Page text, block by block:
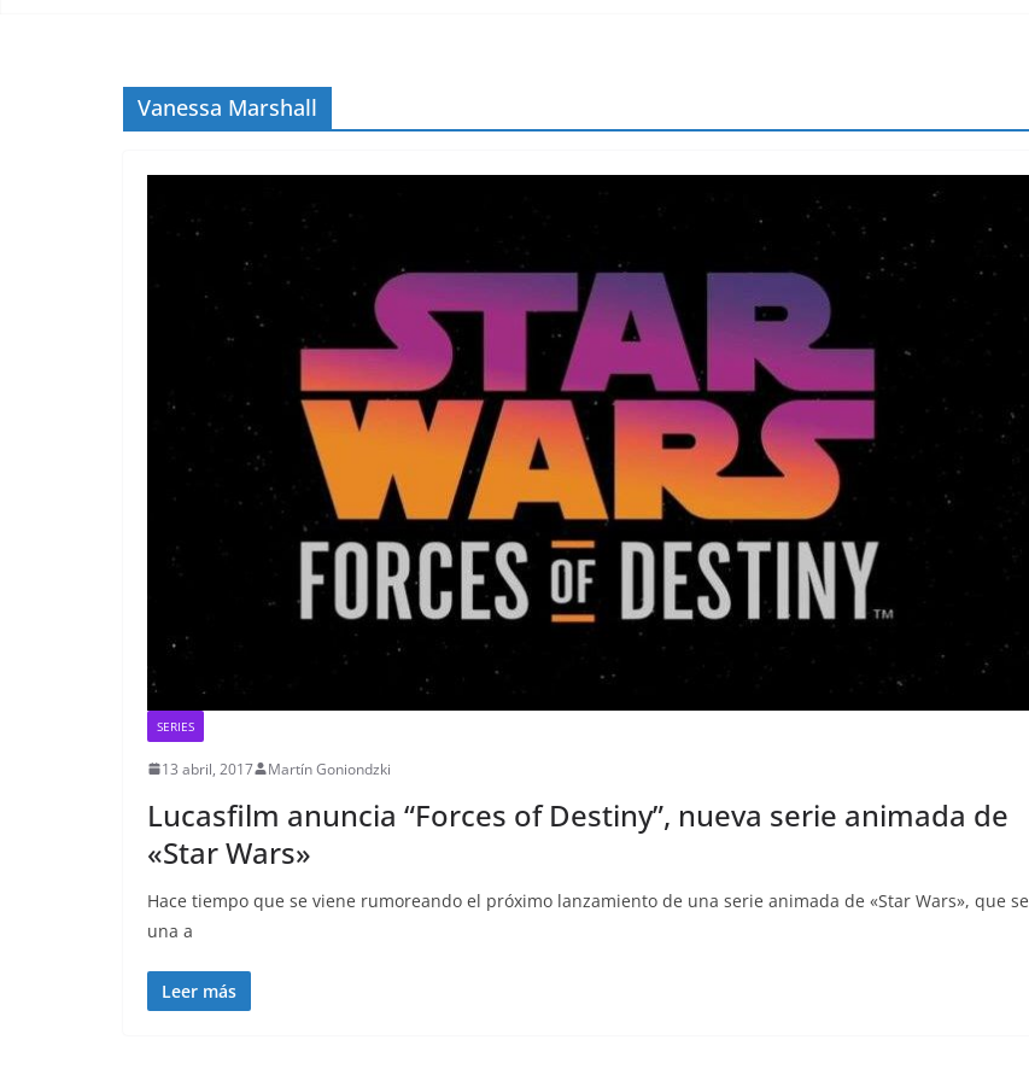
Vanessa Marshall
SERIES
13 abril, 2017 Martín Goniondzki
Lucasfilm anuncia “Forces of Destiny”, nueva serie animada de
«Star Wars»
Hace tiempo que se viene rumoreando el próximo lanzamiento de una serie animada de «Star Wars», que se
una a
Leer más